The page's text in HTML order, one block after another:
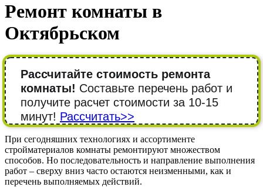
Ремонт комнаты в
Октябрьском
Рассчитайте стоимость ремонта
комнаты! Составьте перечень работ и
получите расчет стоимости за 10-15
минут! Рассчитать>>
При сегодняшних технологиях и ассортименте
стройматериалов комнаты ремонтируют множеством
способов. Но последовательность и направление выполнения
работ – сверху вниз часто остаются неизменными, как и
перечень выполняемых действий.